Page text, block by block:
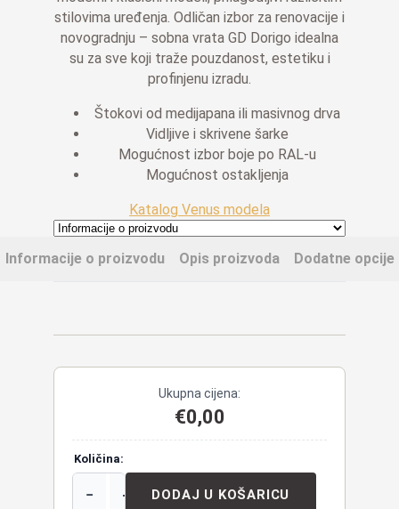
stilovima uređenja. Odličan izbor za renovacije i
novogradnju – sobna vrata GD Dorigo idealna
su za sve koji traže pouzdanost, estetiku i
profinjenu izradu.
Štokovi od medijapana ili masivnog drva
Vidljive i skrivene šarke
Mogućnost izbor boje po RAL-u
Mogućnost ostakljenja
Katalog Venus modela
Informacije o proizvodu Opis proizvoda Dodatne opcije
Ukupna cijena:
€0,00
Količina:
− + DODAJ U KOŠARICU